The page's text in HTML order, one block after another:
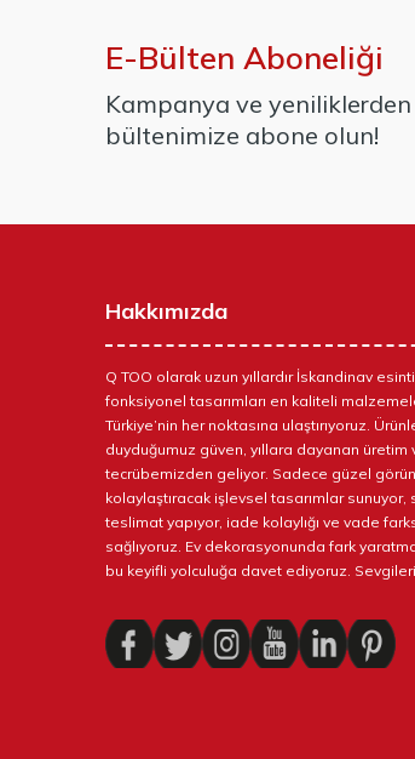
E-Bülten Aboneliği
Kampanya ve
bültenimize abone olun!
Hakkımızda
Q TOO olarak uzun yıllardır İskandinav
fonksiyonel tasarımları en kaliteli
Türkiye’nin her noktasına ulaştırıyoruz.
duyduğumuz güven, yıllara dayanan
tecrübemizden geliyor. Sadece güzel
kolaylaştıracak işlevsel tasarımlar sunuyor,
teslimat yapıyor, iade kolaylığı ve vade
sağlıyoruz. Ev dekorasyonunda fark
bu keyifli yolculuğa davet ediyoruz.